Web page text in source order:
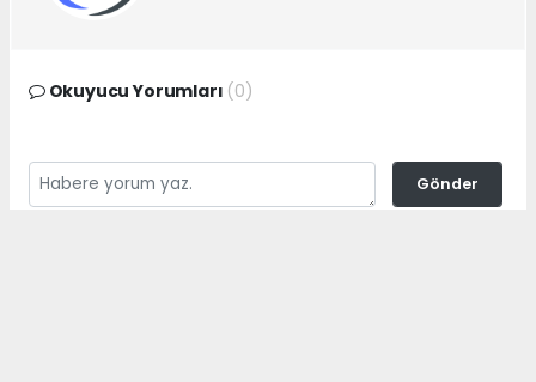
Okuyucu Yorumları (0)
Gönder